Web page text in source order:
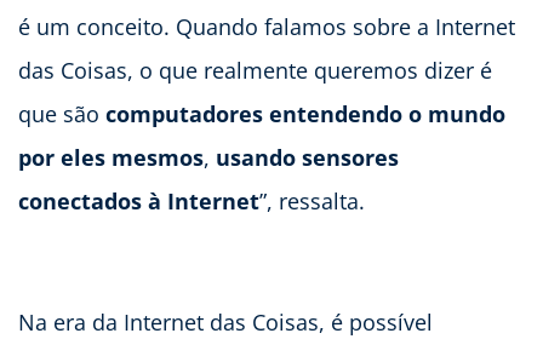
é um conceito. Quando falamos sobre a Internet
das Coisas, o que realmente queremos dizer é
que são computadores entendendo o mundo
por eles mesmos, usando sensores
conectados à Internet”, ressalta.
Na era da Internet das Coisas, é possível